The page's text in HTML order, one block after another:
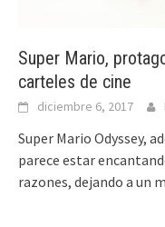
Super Mario,
carteles de cine
diciembre 6, 2017
Super Mario Odyssey,
parece estar
razones, dejando a un